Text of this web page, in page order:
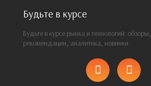
Будьте в курсе
Будьте в курсе рынка и технологий: обзоры,
рекомендации, аналитика, новинки